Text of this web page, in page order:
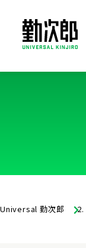
Universal 勤次郎